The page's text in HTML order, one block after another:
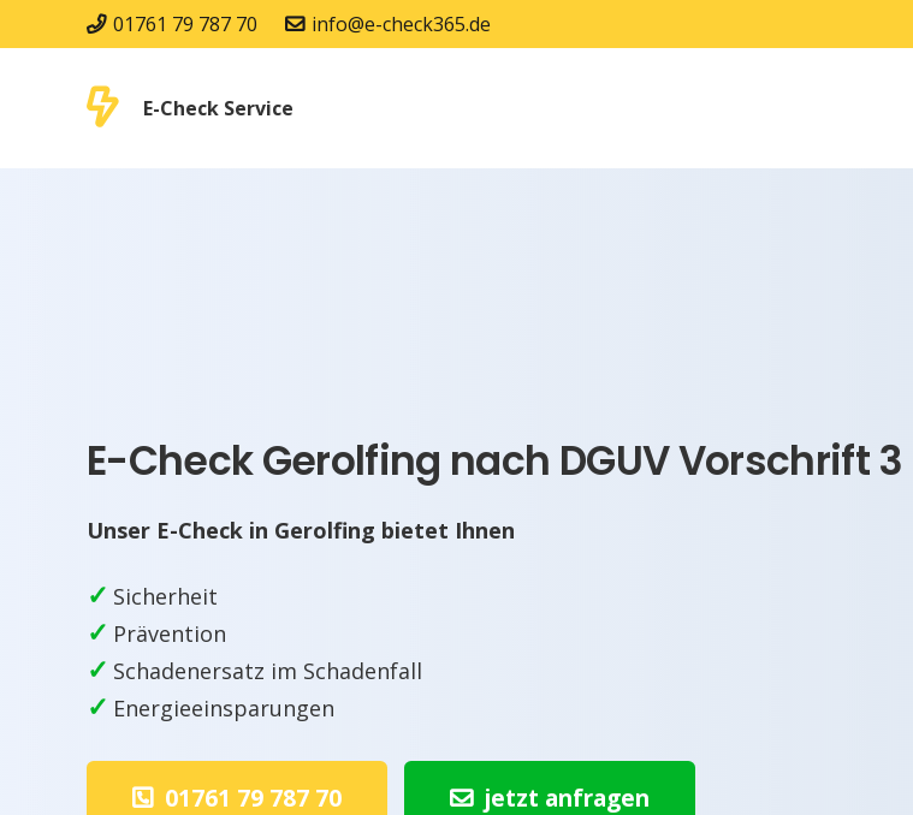
01761 79 787 70 info@e-check365.de
E-Check Service
E-Check Gerolfing nach DGUV Vorschrift 3
Unser E-Check in Gerolfing bietet Ihnen
✓ Sicherheit
✓ Prävention
✓ Schadenersatz im Schadenfall
✓ Energieeinsparungen
01761 79 787 70 jetzt anfragen